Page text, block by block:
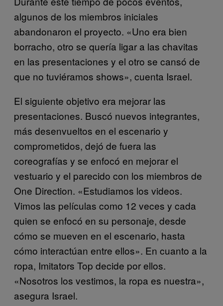
algunos de los miembros iniciales
abandonaron el proyecto. «Uno era bien
borracho, otro se quería ligar a las chavitas
en las presentaciones y el otro se cansó de
que no tuviéramos shows», cuenta Israel.
El siguiente objetivo era mejorar las
presentaciones. Buscó nuevos integrantes,
más desenvueltos en el escenario y
comprometidos, dejó de fuera las
coreografías y se enfocó en mejorar el
vestuario y el parecido con los miembros de
One Direction. «Estudiamos los videos.
Vimos las películas como 12 veces y cada
quien se enfocó en su personaje, desde
cómo se mueven en el escenario, hasta
cómo interactúan entre ellos». En cuanto a la
ropa, Imitators Top decide por ellos.
«Nosotros los vestimos, la ropa es nuestra»,
asegura Israel.